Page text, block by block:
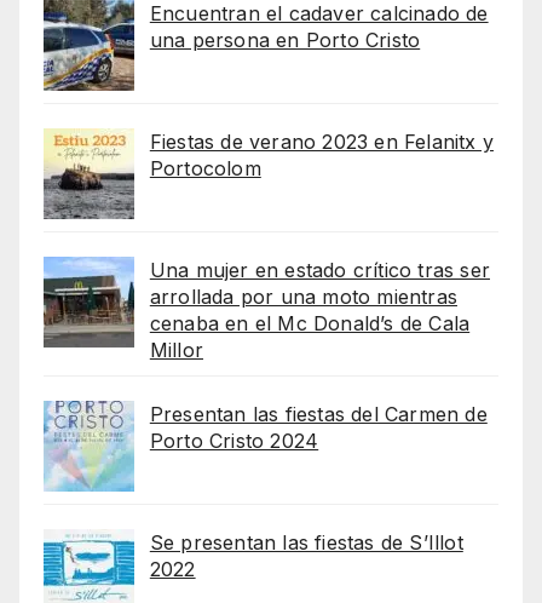
Encuentran el cadaver calcinado de
una persona en Porto Cristo
Fiestas de verano 2023 en Felanitx y
Portocolom
Una mujer en estado crítico tras ser
arrollada por una moto mientras
cenaba en el Mc Donald’s de Cala
Millor
Presentan las fiestas del Carmen de
Porto Cristo 2024
Se presentan las fiestas de S’Illot
2022